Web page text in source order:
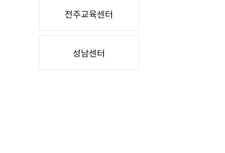
전주교육센터
성남센터